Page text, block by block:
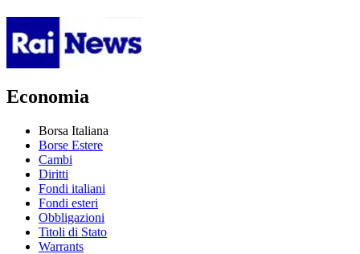
Economia
Borsa Italiana
Borse Estere
Cambi
Diritti
Fondi italiani
Fondi esteri
Obbligazioni
Titoli di Stato
Warrants